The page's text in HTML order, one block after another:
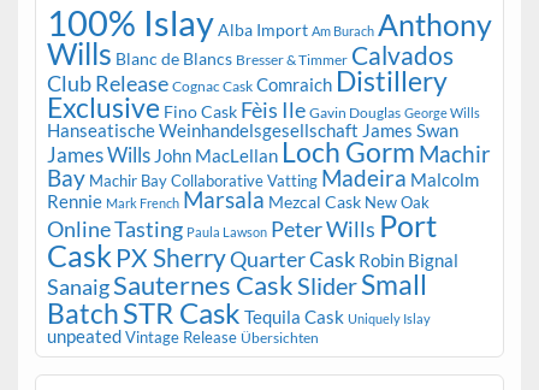
100% IslayAlba Import Am Burach Anthony
Wills Blanc de Blancs Bresser & Timmer Calvados
Club Release Cognac Cask Comraich Distillery
Exclusive Fino Cask Fèis Ile Gavin Douglas George Wills
Hanseatische Weinhandelsgesellschaft James Swan
James Wills John MacLellan Loch Gorm Machir
Bay Machir Bay Collaborative Vatting Madeira Malcolm
Rennie Mark French Marsala Mezcal Cask New Oak
Online Tasting Paula Lawson Peter Wills Port
Cask PX SherryQuarter Cask Robin Bignal
SanaigSauternes CaskSliderSmall
BatchSTR Cask Tequila Cask Uniquely Islay
unpeatedVintage Release Übersichten